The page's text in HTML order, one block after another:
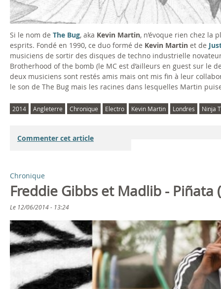
Si le nom de The Bug, aka Kevin Martin, n’évoque rien chez la
esprits. Fondé en 1990, ce duo formé de Kevin Martin et de
musiciens de sortir des disques de techno industrielle
Brotherhood of the bomb (le MC est d’ailleurs en guest sur le
deux musiciens sont restés amis mais ont mis fin à leur
le son de The Bug mais les racines dans lesquelles Martin
2014 Angleterre Chronique Electro Kevin Martin Londres Ninja
Commenter cet article
Chronique
Freddie Gibbs et Madlib - Piñata
Le 12/06/2014 - 13:24